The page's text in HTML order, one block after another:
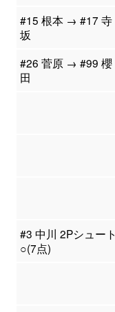
#15 根本 → #17 寺
坂
#26 菅原 → #99 櫻
田
#3 中川 2Pシュート
○(7点)